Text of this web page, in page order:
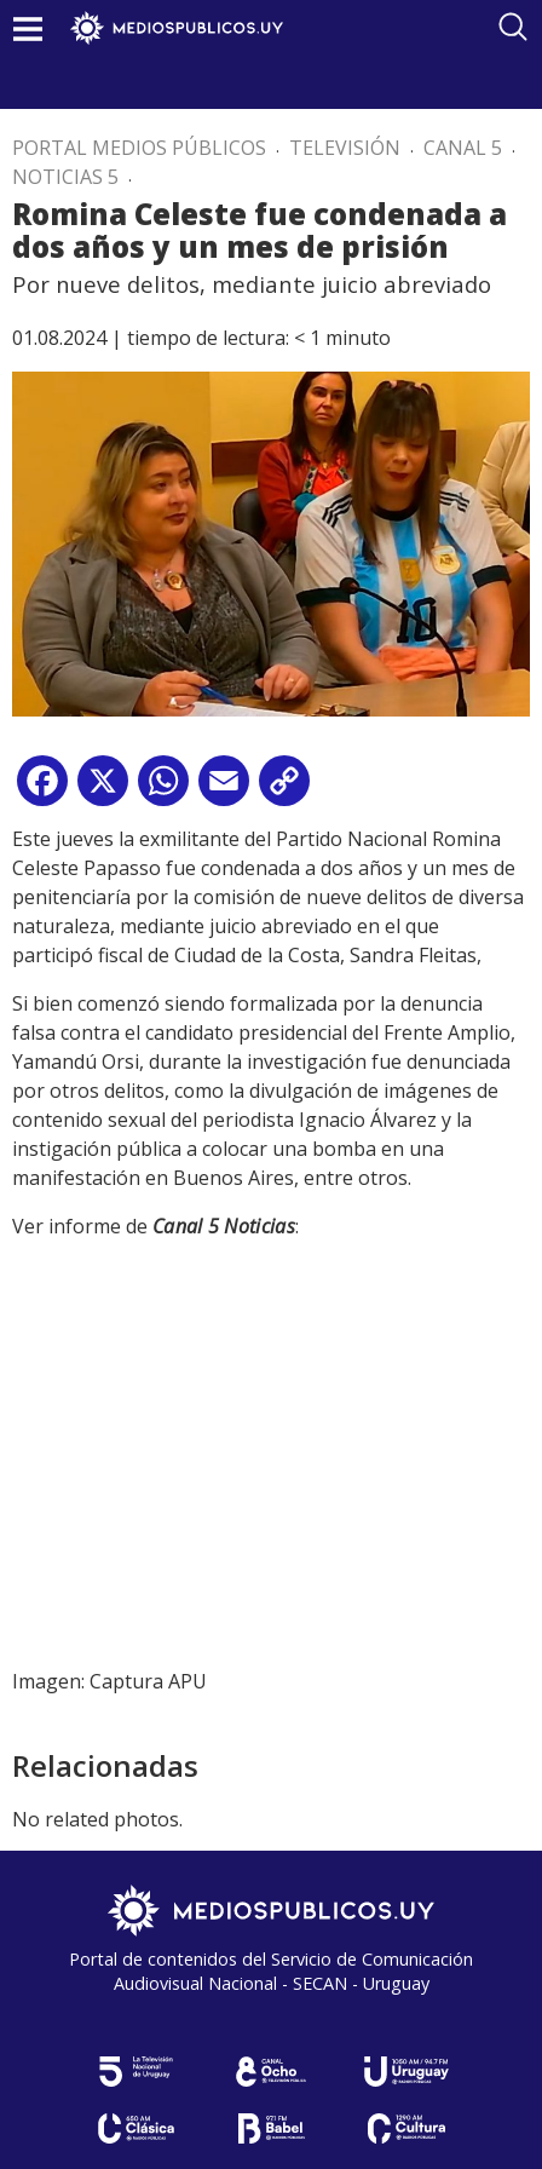
PORTAL MEDIOS PÚBLICOS . TELEVISIÓN . CANAL 5 .
NOTICIAS 5 .
Romina Celeste fue condenada a
dos años y un mes de prisión
Por nueve delitos, mediante juicio abreviado
01.08.2024 | tiempo de lectura: < 1 minuto
Facebook
X WhatsApp
Email
Link
Este jueves la exmilitante del Partido Nacional Romina
Celeste Papasso fue condenada a dos años y un mes de
penitenciaría por la comisión de nueve delitos de diversa
naturaleza, mediante juicio abreviado en el que
participó fiscal de Ciudad de la Costa, Sandra Fleitas,
Si bien comenzó siendo formalizada por la denuncia
falsa contra el candidato presidencial del Frente Amplio,
Yamandú Orsi, durante la investigación fue denunciada
por otros delitos, como la divulgación de imágenes de
contenido sexual del periodista Ignacio Álvarez y la
instigación pública a colocar una bomba en una
manifestación en Buenos Aires, entre otros.
Ver informe de Canal 5 Noticias:
Imagen: Captura APU
Relacionadas
No related photos.
Portal de contenidos del Servicio de Comunicación
Audiovisual Nacional - SECAN - Uruguay